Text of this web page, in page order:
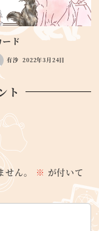
ド
有沙 2022年3月24日
ト
ん。 ※ が付いて